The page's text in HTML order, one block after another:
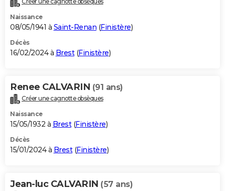
Naissance
08/05/1941 à Saint-Renan (Finistère)
Décès
16/02/2024 à Brest(Finistère)
Renee CALVARIN (91 ans)
Créer une cagnotte obsèques
Naissance
15/05/1932 à Brest(Finistère)
Décès
15/01/2024 à Brest(Finistère)
Jean-luc CALVARIN (57 ans)